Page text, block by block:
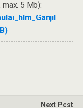
max. 5 Mb):
Next Post